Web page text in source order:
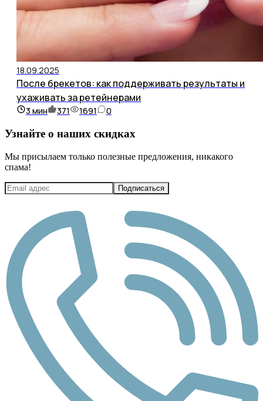
18.09.2025
После брекетов: как поддерживать результаты и
ухаживать за ретейнерами
3 мин 371 1691 0
Узнайте о наших скидках
Мы присылаем только полезные предложения, никакого
спама!
Подписаться